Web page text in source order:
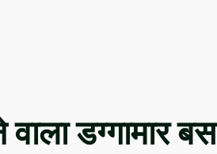
डग्गामार बस